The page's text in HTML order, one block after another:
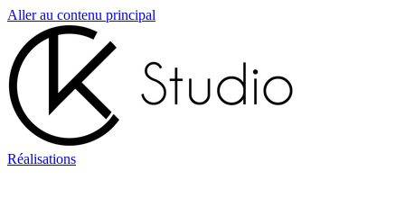
Aller au contenu principal
Réalisations